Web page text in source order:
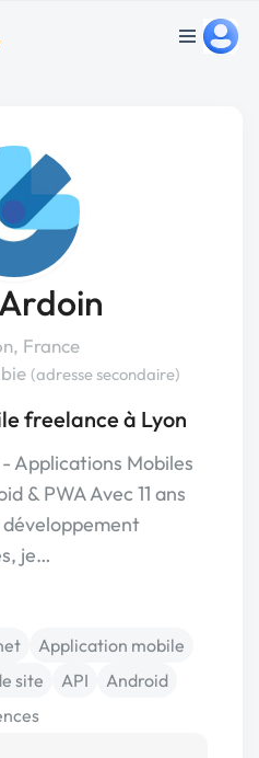
France
(adresse secondaire)
freelance à Lyon
Applications Mobiles
& PWA Avec 11 ans
je…
Application mobile
site
API
Android